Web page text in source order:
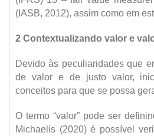
(IASB, 2012), assim como em
2 Contextualizando valor e
Devido às peculiaridades que
de valor e de justo valor,
conceitos para que se possa
O termo “valor” pode ser
Michaelis (2020) é possível